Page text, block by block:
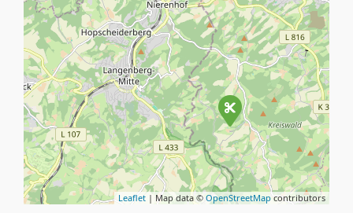
Leaflet | Map data © OpenStreetMapcontributors